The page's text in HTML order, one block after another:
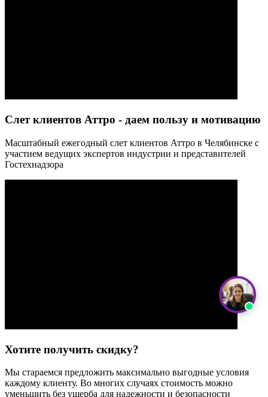
Слет клиентов Аттро - даем пользу и мотивацию
Масштабный ежегодный слет клиентов Аттро в Челябинске с
участием ведущих экспертов индустрии и представителей
Гостехнадзора
Хотите получить скидку?
Мы стараемся предложить максимально выгодные условия
каждому клиенту. Во многих случаях стоимость можно
уменьшить без ущерба для надежности и безопасности